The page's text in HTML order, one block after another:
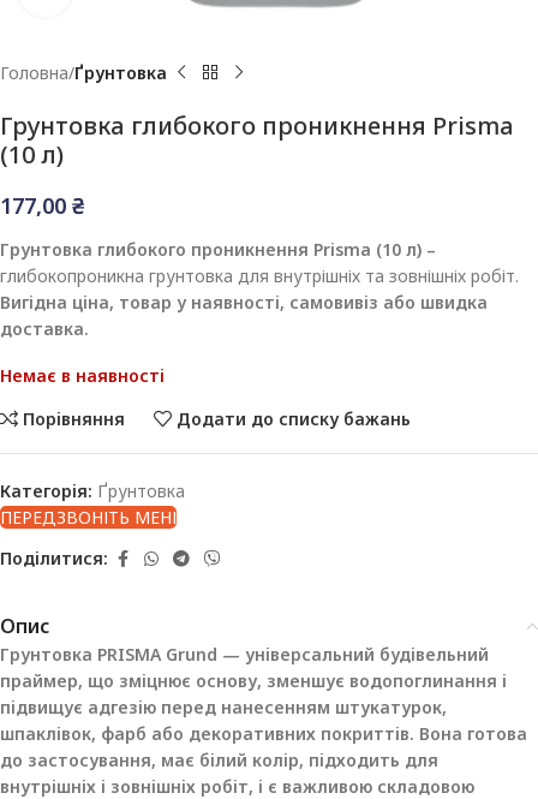
Головна Ґрунтовка
Грунтовка глибокого проникнення Prisma
(10 л)
177,00 ₴
Грунтовка глибокого проникнення Prisma (10 л) –
глибокопроникна грунтовка для внутрішніх та зовнішніх робіт.
Вигідна ціна, товар у наявності, самовивіз або швидка
доставка.
Немає в наявності
Порівняння
Додати до списку бажань
Категорія: Ґрунтовка
ПЕРЕДЗВОНІТЬ МЕНІ
Поділитися:
Опис
Грунтовка PRISMA Grund — універсальний будівельний
праймер, що зміцнює основу, зменшує водопоглинання і
підвищує адгезію перед нанесенням штукатурок,
шпаклівок, фарб або декоративних покриттів. Вона готова
до застосування, має білий колір, підходить для
внутрішніх і зовнішніх робіт, і є важливою складовою